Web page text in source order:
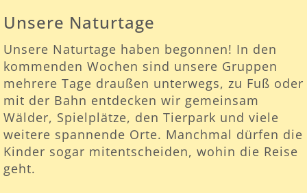
Unsere Naturtage
Unsere Naturtage haben begonnen! In den
kommenden Wochen sind unsere Gruppen
mehrere Tage draußen unterwegs, zu Fuß oder
mit der Bahn entdecken wir gemeinsam
Wälder, Spielplätze, den Tierpark und viele
weitere spannende Orte. Manchmal dürfen die
Kinder sogar mitentscheiden, wohin die Reise
geht.